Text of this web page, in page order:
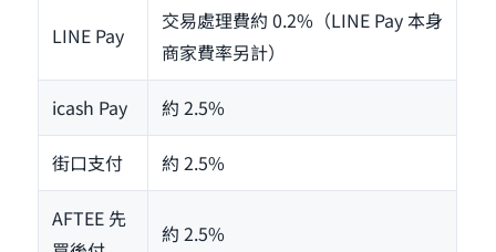
LINE Pay
交易處理費約 0.2%（LINE Pay 本身
商家費率另計）
icash Pay 約 2.5%
街口支付 約 2.5%
AFTEE 先
約 2.5%